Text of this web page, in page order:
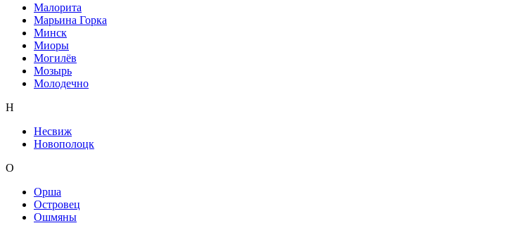
Малорита
Марьина Горка
Минск
Миоры
Могилёв
Мозырь
Молодечно
Н
Несвиж
Новополоцк
О
Орша
Островец
Ошмяны